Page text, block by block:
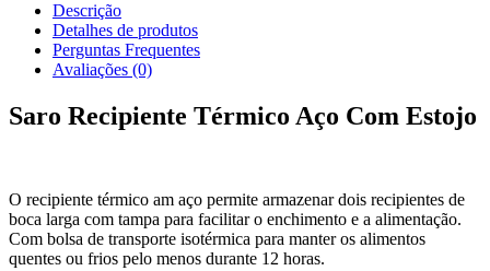
Descrição
Detalhes de produtos
Perguntas Frequentes
Avaliações (0)
Saro Recipiente Térmico Aço Com Estojo
O recipiente térmico am aço permite armazenar dois recipientes de
boca larga com tampa para facilitar o enchimento e a alimentação.
Com bolsa de transporte isotérmica para manter os alimentos
quentes ou frios pelo menos durante 12 horas.